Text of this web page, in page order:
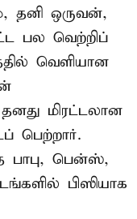
தனி ஒருவன்,
பல வெற்றிப்
வெளியான
மிரட்டலான
பெற்றார்.
பாபு, பென்ஸ்,
பிஸியாக